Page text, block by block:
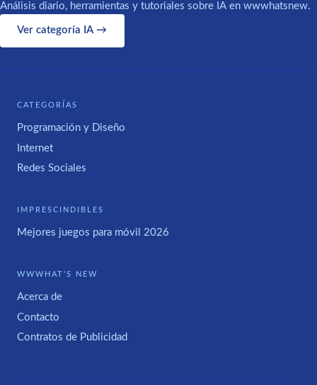
Análisis diario, herramientas y tutoriales sobre IA en wwwhatsnew.
Ver categoría IA →
CATEGORÍAS
Programación y Diseño
Internet
Redes Sociales
IMPRESCINDIBLES
Mejores juegos para móvil 2026
WWWHAT'S NEW
Acerca de
Contacto
Contratos de Publicidad